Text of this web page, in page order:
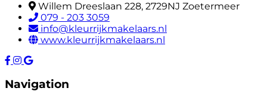
Willem Dreeslaan 228, 2729NJ Zoetermeer
079 - 203 3059
info@kleurrijkmakelaars.nl
www.kleurrijkmakelaars.nl
Navigation